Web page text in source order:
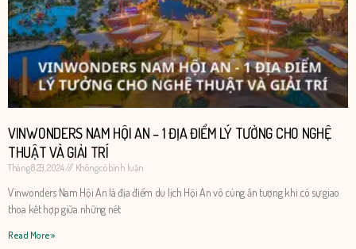
VINWONDERS NAM HỘI AN – 1 ĐỊA ĐIỂM LÝ TƯỞNG CHO NGHỆ
THUẬT VÀ GIẢI TRÍ
Tháng 8 29, 2024 Không có bình luận
Vinwonders Nam Hội An là địa điểm du lịch Hội An vô cùng ấn tượng khi có sự giao
thoa kết hợp giữa những nét
Read More »